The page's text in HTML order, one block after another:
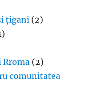
țigani (2)
(2)
comunitatea